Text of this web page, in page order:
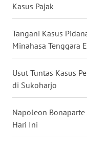
Kasus Pajak
Tangani Kasus
Minahasa Tenggara
Usut Tuntas Kasus
di Sukoharjo
Napoleon Bonaparte
Hari Ini
WN
KALSEL
WN
KALTIM
WN
SULSEL
WN